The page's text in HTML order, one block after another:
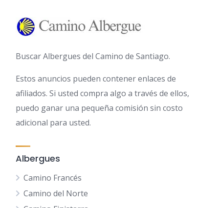
Buscar Albergues del Camino de Santiago.
Estos anuncios pueden contener enlaces de
afiliados. Si usted compra algo a través de ellos,
puedo ganar una pequeña comisión sin costo
adicional para usted.
Albergues
Camino Francés
Camino del Norte